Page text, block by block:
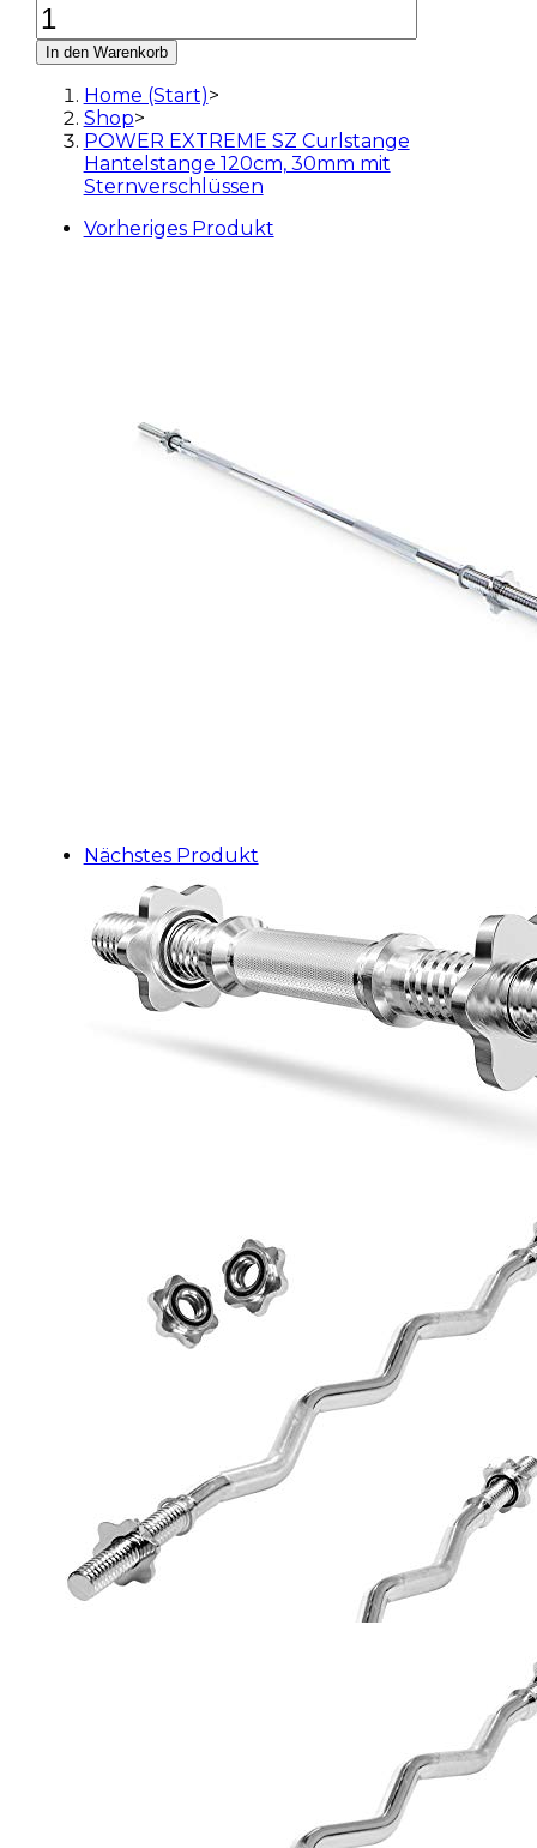
In den Warenkorb
Home (Start)>
Shop>
POWER EXTREME SZ Curlstange
Hantelstange 120cm, 30mm mit
Sternverschlüssen
Vorheriges Produkt
Nächstes Produkt